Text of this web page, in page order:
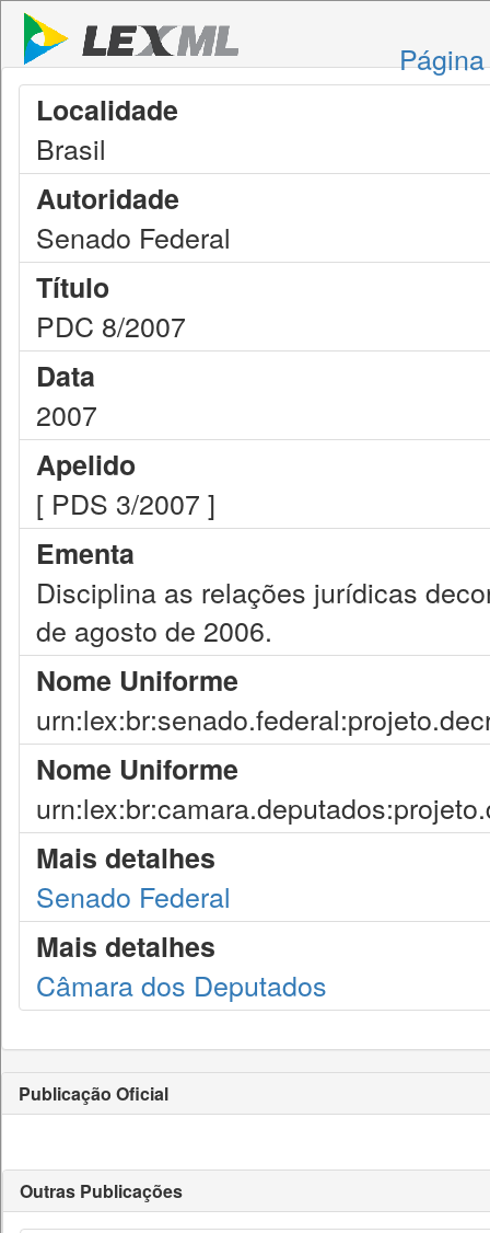
Localidade
Brasil
Autoridade
Senado Federal
Título
PDC 8/2007
Data
2007
Apelido
[ PDS 3/2007 ]
Ementa
Disciplina as relações jurídicas
de agosto de 2006.
Nome Uniforme
Nome Uniforme
Mais detalhes
Senado Federal
Mais detalhes
Câmara dos Deputados
Publicação Oficial
Outras Publicações